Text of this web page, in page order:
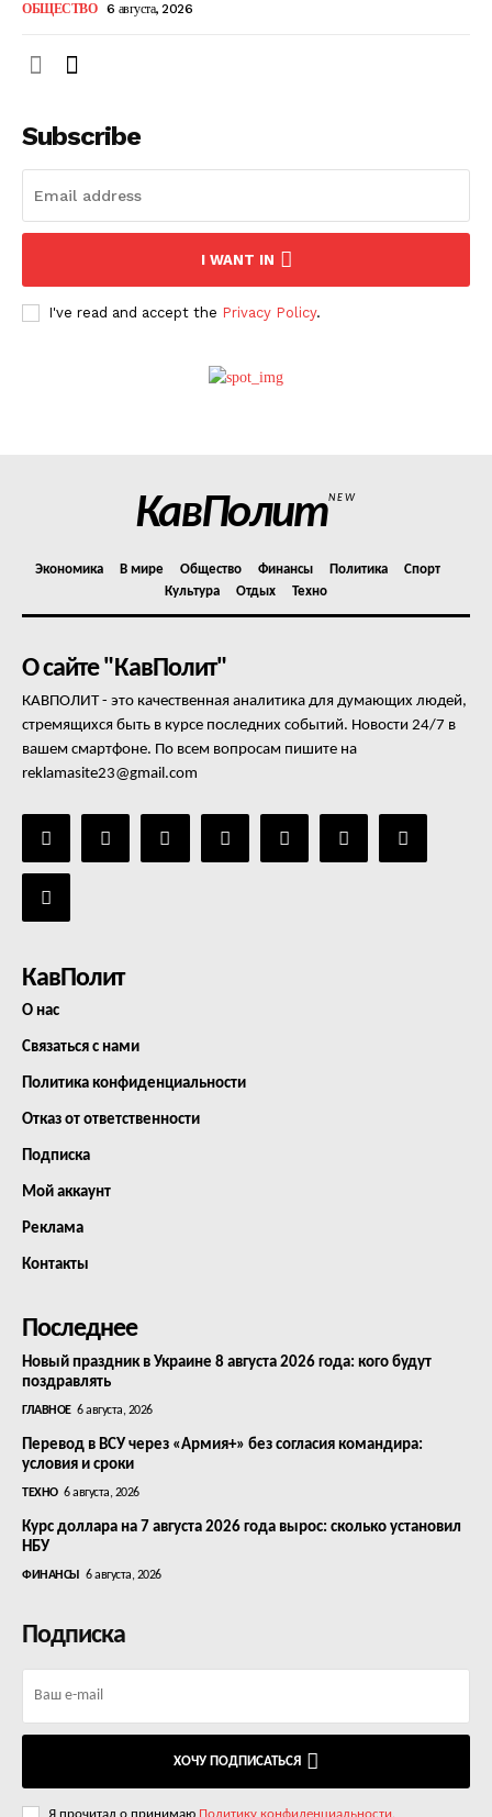
Политика конфиденциальности
ОБЩЕСТВО 6 августа, 2026
Subscribe
I WANT IN
I've read and accept the Privacy Policy.
КавПолитNEW
Экономика В мире Общество Финансы Политика
Спорт
Культура
Отдых Техно
О сайте "КавПолит"
КАВПОЛИТ - это качественная аналитика для думающих людей,
стремящихся быть в курсе последних событий. Новости 24/7 в
вашем смартфоне. По всем вопросам пишите на
reklamasite23@gmail.com
КавПолит
О нас
Связаться с нами
Политика конфиденциальности
Отказ от ответственности
Подписка
Мой аккаунт
Реклама
Контакты
Последнее
Новый праздник в Украине 8 августа 2026 года: кого будут
поздравлять
ГЛАВНОЕ 6 августа, 2026
Перевод в ВСУ через «Армия+» без согласия командира:
условия и сроки
ТЕХНО 6 августа, 2026
Курс доллара на 7 августа 2026 года вырос: сколько установил
НБУ
ФИНАНСЫ 6 августа, 2026
Подписка
ХОЧУ ПОДПИСАТЬСЯ